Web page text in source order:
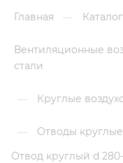
Главная — Каталог
Вентиляционные
стали
— Круглые
— Отводы
Отвод круглый d